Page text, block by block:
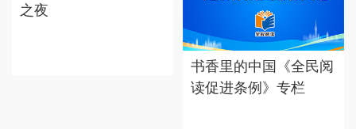
之夜
书香里的中国《全民阅
读促进条例》专栏